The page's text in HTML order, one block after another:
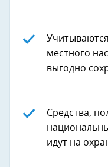
местного
выгодно
Средства,
идут на